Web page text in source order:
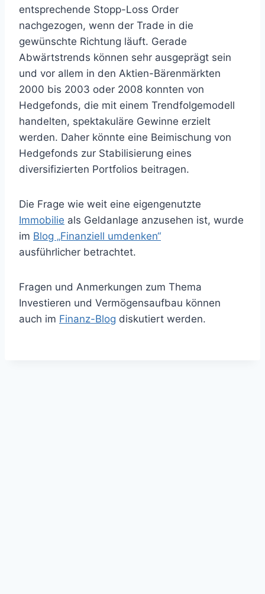
entsprechende Stopp-Loss Order
nachgezogen, wenn der Trade in die
gewünschte Richtung läuft. Gerade
Abwärtstrends können sehr ausgeprägt sein
und vor allem in den Aktien-Bärenmärkten
2000 bis 2003 oder 2008 konnten von
Hedgefonds, die mit einem Trendfolgemodell
handelten, spektakuläre Gewinne erzielt
werden. Daher könnte eine Beimischung von
Hedgefonds zur Stabilisierung eines
diversifizierten Portfolios beitragen.
Die Frage wie weit eine eigengenutzte
Immobilie als Geldanlage anzusehen ist, wurde
im Blog „Finanziell umdenken“
ausführlicher betrachtet.
Fragen und Anmerkungen zum Thema
Investieren und Vermögensaufbau können
auch im Finanz-Blog diskutiert werden.